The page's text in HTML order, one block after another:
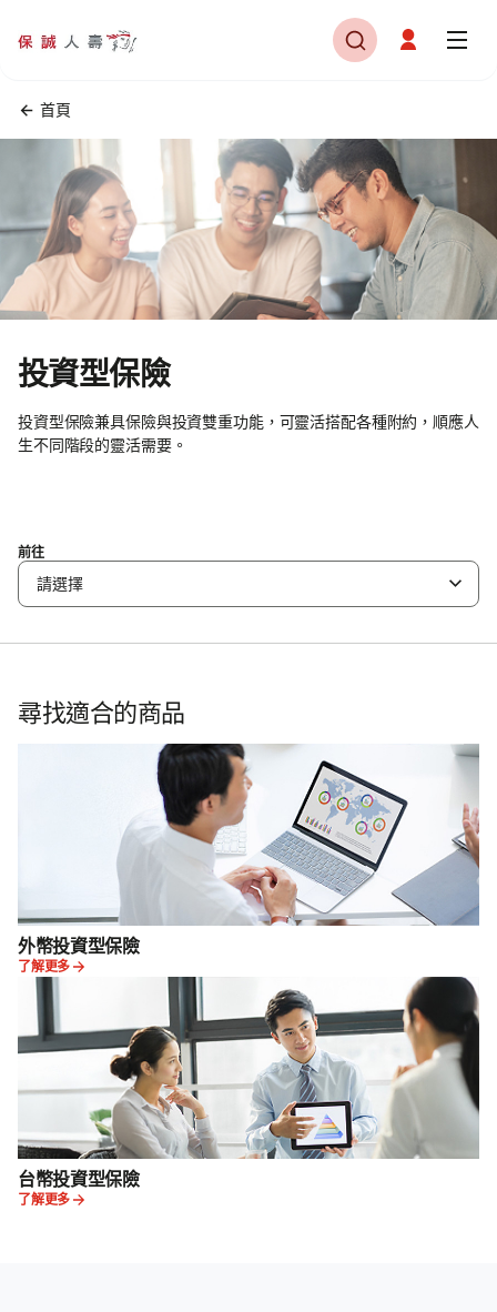
首頁
投資型保險
投資型保險兼具保險與投資雙重功能，可靈活搭配各種附約，順應人
生不同階段的靈活需要。
前往
請選擇
尋找適合的商品
外幣投資型保險
了解更多
台幣投資型保險
了解更多